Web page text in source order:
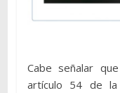
Cabe señalar
artículo 54 de